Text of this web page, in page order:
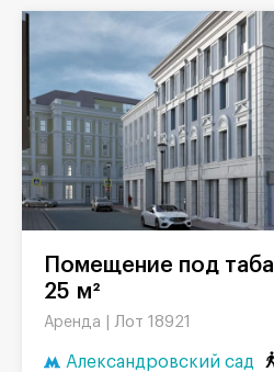
Помещение под табачный ларек,
25 м²
Аренда | Лот 18921
Александровский сад